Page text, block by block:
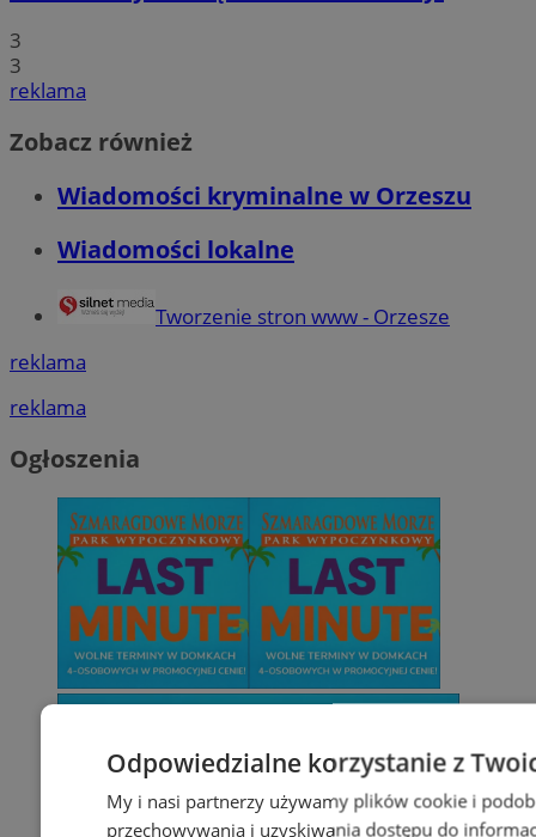
3
3
reklama
Zobacz również
Wiadomości kryminalne w Orzeszu
Wiadomości lokalne
Tworzenie stron www - Orzesze
reklama
reklama
Ogłoszenia
Odpowiedzialne korzystanie z
My i nasi partnerzy używamy plików cookie i
przechowywania i uzyskiwania dostępu do